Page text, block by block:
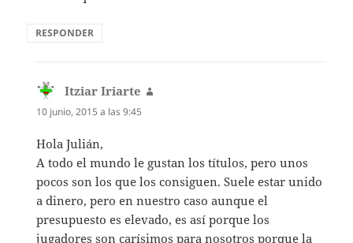
RESPONDER
Itziar Iriarte
10 junio, 2015 a las 9:45
Hola Julián,
A todo el mundo le gustan los títulos, pero unos
pocos son los que los consiguen. Suele estar unido
a dinero, pero en nuestro caso aunque el
presupuesto es elevado, es así porque los
jugadores son carísimos para nosotros porque la